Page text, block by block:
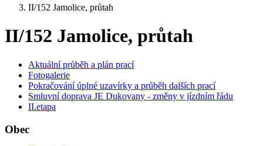
II/152 Jamolice, průtah
II/152 Jamolice, průtah
Aktuální průběh a plán prací
Fotogalerie
Pokračování úplné uzavírky a průběh dalších prací
Smluvní doprava JE Dukovany - změny v jízdním řádu
II.etapa
Obec